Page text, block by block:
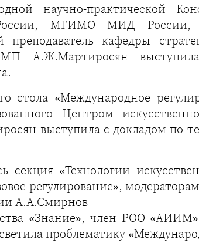
научно-практической
МГИМО МИД России,
кафедры
А.Ж.Мартиросян
стола «Международное
Центром
выступила с докладом по
секция «Технологии
регулирование»,
А.А.Смирнов
«Знание», член РОО
проблематику